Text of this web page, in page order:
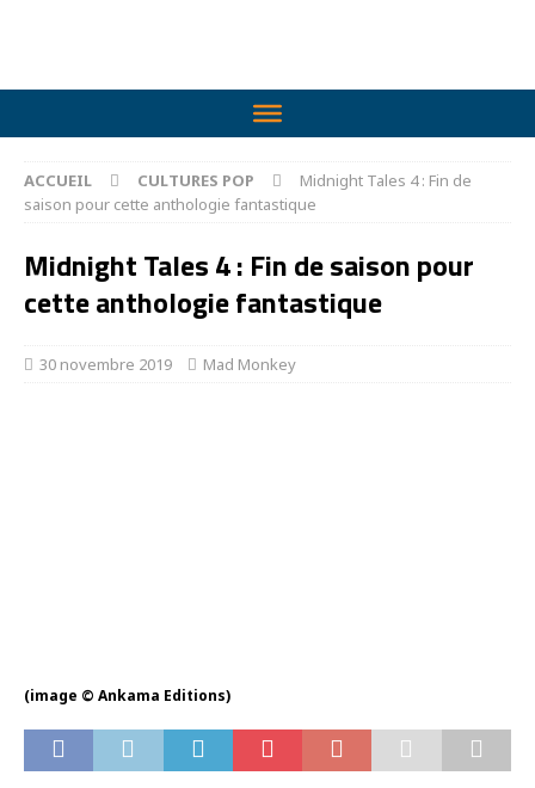
ACCUEIL CULTURES POP
Midnight Tales 4 : Fin de
saison pour cette anthologie fantastique
Midnight Tales 4 : Fin de saison pour
cette anthologie fantastique
30 novembre 2019 Mad Monkey
(image © Ankama Editions)